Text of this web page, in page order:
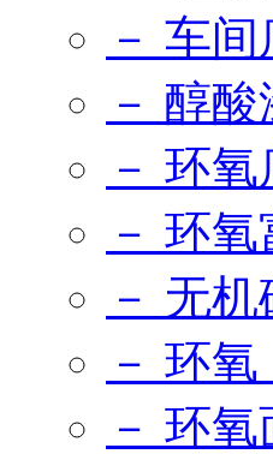
－ 车
－ 醇酸
－ 环
－ 环
－ 无
－ 环
－ 环